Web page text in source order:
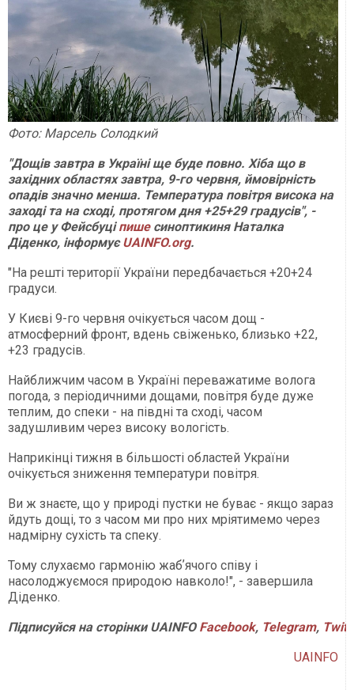
Фото: Марсель Солодкий
"Дощів завтра в Україні ще буде повно. Хіба що в
західних областях завтра, 9-го червня, ймовірність
опадів значно менша. Температура повітря висока на
заході та на сході, протягом дня +25+29 градусів", -
про це у Фейсбуціпишесиноптикиня Наталка
Діденко, інформуєUAINFO.org.
"На решті території України передбачається +20+24
градуси.
У Києві 9-го червня очікується часом дощ -
атмосферний фронт, вдень свіженько, близько +22,
+23 градусів.
Найближчим часом в Україні переважатиме волога
погода, з періодичними дощами, повітря буде дуже
теплим, до спеки - на півдні та сході, часом
задушливим через високу вологість.
Наприкінці тижня в більшості областей України
очікується зниження температури повітря.
Ви ж знаєте, що у природі пустки не буває - якщо зараз
йдуть дощі, то з часом ми про них мріятимемо через
надмірну сухість та спеку.
Тому слухаємо гармонію жабʼячого співу і
насолоджуємося природою навколо!", - завершила
Діденко.
ПідписуйсянасторінкиUAINFO Facebook, Telegram,
UAINFO